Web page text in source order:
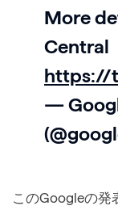
More
Central
https://
—
このGoogleの発